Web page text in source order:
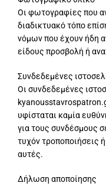
Οι φωτογραφίες που
διαδικτυακό τόπο
νόμων που έχουν ήδη
είδους προσβολή ή
Συνδεδεμένες
Οι συνδεδεμένες
υφίσταται καμία
για τους συνδέσμους
τυχόν τροποποιήσεις
αυτές.
Δήλωση αποποίησης